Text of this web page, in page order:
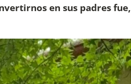
en sus padres fue,